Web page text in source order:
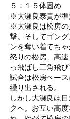
５：１５体固め
※大瀬良泰貴が準
※大瀬良は松房の
撃。そしてゴン
ンを奪い着てちゃ
怒りの松房、高
っ飛ばし三角飛び
試合は松房ペー
繰り出される。
しかし大瀬良は
クへ。お互い高